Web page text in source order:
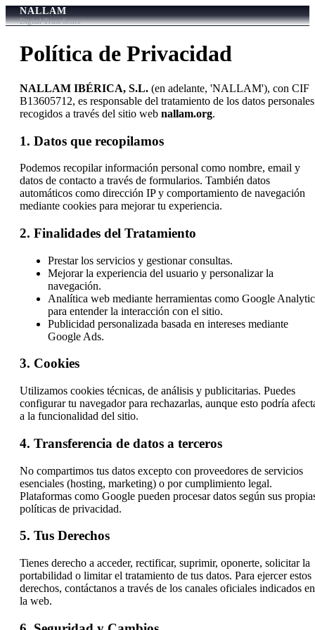
NALLAM
Digital Trust Score
Política de Privacidad
NALLAM IBÉRICA, S.L. (en adelante, 'NALLAM'), con CIF
B13605712, es responsable del tratamiento de los datos personales
recogidos a través del sitio web nallam.org.
1. Datos que recopilamos
Podemos recopilar información personal como nombre, email y
datos de contacto a través de formularios. También datos
automáticos como dirección IP y comportamiento de navegación
mediante cookies para mejorar tu experiencia.
2. Finalidades del Tratamiento
Prestar los servicios y gestionar consultas.
Mejorar la experiencia del usuario y personalizar la
navegación.
Analítica web mediante herramientas como Google
para entender la interacción con el sitio.
Publicidad personalizada basada en intereses mediante
Google Ads.
3. Cookies
Utilizamos cookies técnicas, de análisis y publicitarias. Puedes
configurar tu navegador para rechazarlas, aunque esto podría
a la funcionalidad del sitio.
4. Transferencia de datos a terceros
No compartimos tus datos excepto con proveedores de servicios
esenciales (hosting, marketing) o por cumplimiento legal.
Plataformas como Google pueden procesar datos según sus
políticas de privacidad.
5. Tus Derechos
Tienes derecho a acceder, rectificar, suprimir, oponerte, solicitar la
portabilidad o limitar el tratamiento de tus datos. Para ejercer estos
derechos, contáctanos a través de los canales oficiales indicados en
la web.